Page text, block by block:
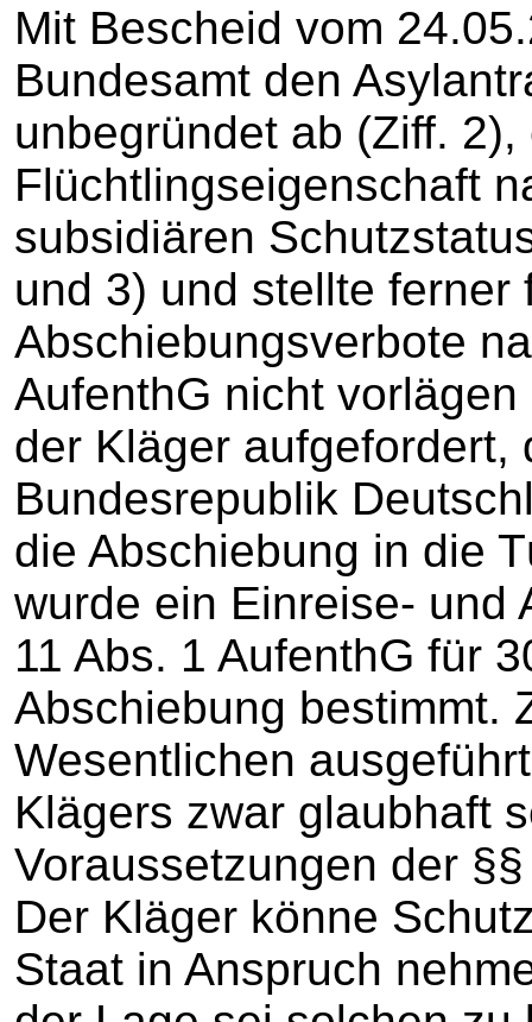
Mit Bescheid vom
Bundesamt den
unbegründet ab (Ziff.
Flüchtlingseigenschaft
subsidiären
und 3) und stellte ferner
Abschiebungsverbote
AufenthG nicht
der Kläger aufgefordert,
Bundesrepublik
die Abschiebung in die
wurde ein Einreise- und
11 Abs. 1 AufenthG für
Abschiebung bestimmt.
Wesentlichen
Klägers zwar glaubhaft
Voraussetzungen der
Der Kläger könne
Staat in Anspruch